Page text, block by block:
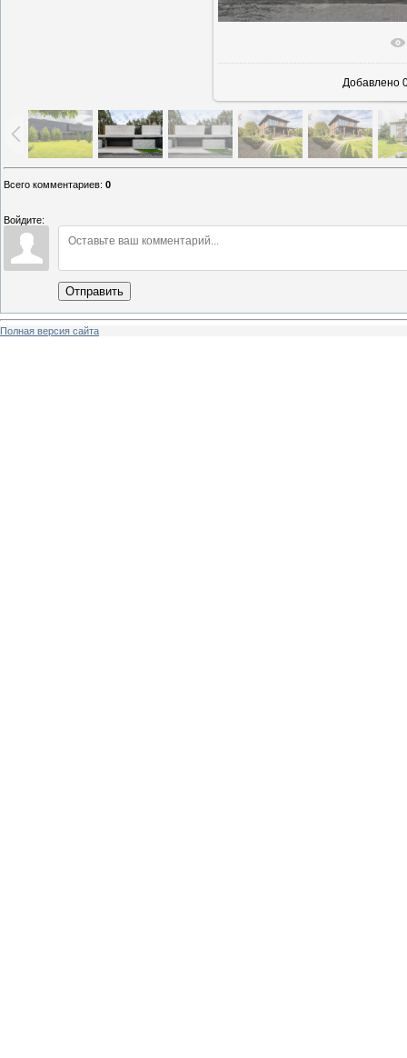
В
Добавлено
Всего комментариев: 0
Войдите:
Отправить
Полная версия сайта